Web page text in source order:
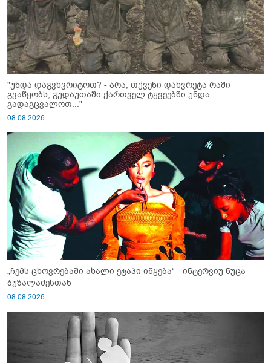
"უნდა დაგვხვრიტოთ? - არა, თქვენი დახვრეტა რაში
გვაწყობს, გუდაუთაში ქართველ ტყვეებში უნდა
გადაგცვალოთ..."
08.08.2026
„ჩემს ცხოვრებაში ახალი ეტაპი იწყება“ - ინტერვიუ ნუცა
ბუზალაძესთან
08.08.2026